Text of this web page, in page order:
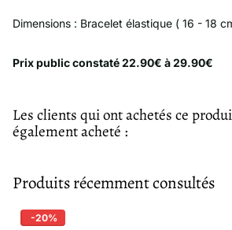
Dimensions : Bracelet élastique ( 16 - 18
Prix public constaté 22.90€ à 29.90€
Les clients qui ont achetés ce
également acheté :
Produits récemment consultés
-20%